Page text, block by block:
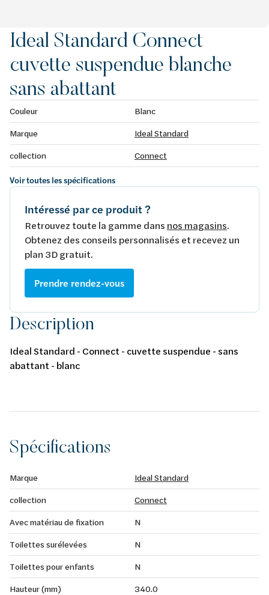
Ideal Standard Connect
cuvette suspendue blanche
sans abattant
Couleur
Blanc
Marque
Ideal Standard
collection
Connect
Voir toutes les spécifications
Intéressé par ce produit ?
Retrouvez toute la gamme dans nos magasins.
Obtenez des conseils personnalisés et recevez un
plan 3D gratuit.
Prendre rendez-vous
Description
Ideal Standard - Connect - cuvette suspendue - sans
abattant - blanc
Spécifications
Marque
Ideal Standard
collection
Connect
Avec matériau de fixation
N
Toilettes surélevées
N
Toilettes pour enfants
N
Hauteur (mm)
340.0